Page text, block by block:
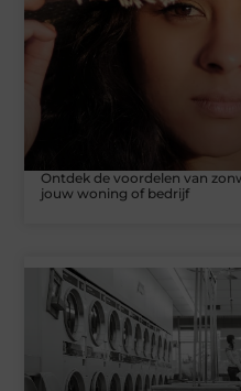
Ontdek de voordelen van
jouw woning of bedrijf